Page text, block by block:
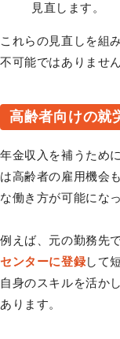
見直します。
これらの見直しを組
不可能ではありません
高齢者向けの就
年金収入を補うため
は高齢者の雇用機会
な働き方が可能にな
例えば、元の勤務先
センターに登録して
自身のスキルを活か
あります。